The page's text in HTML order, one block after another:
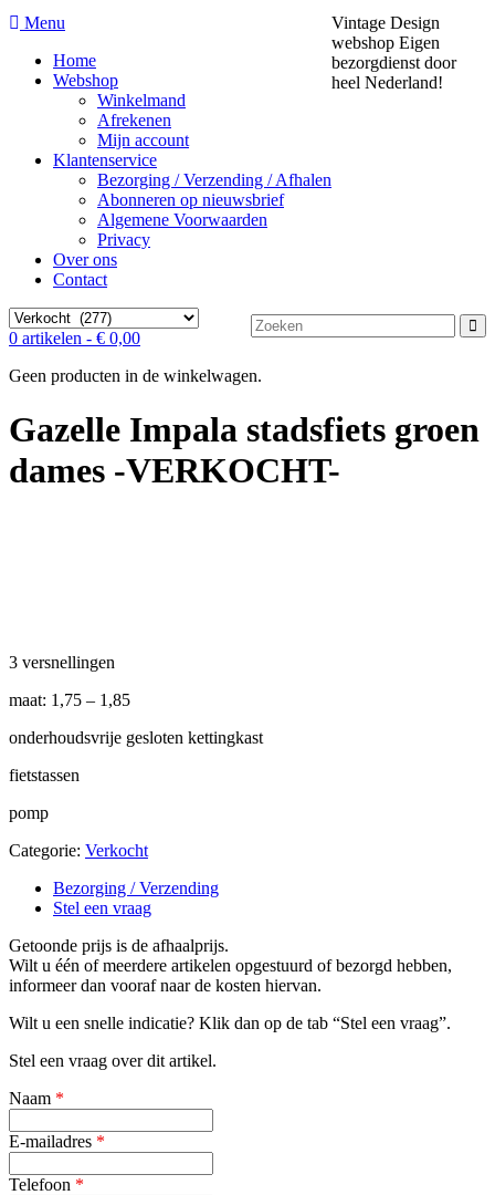
Menu
Home
Webshop
Winkelmand
Afrekenen
Mijn account
Klantenservice
Bezorging / Verzending / Afhalen
Abonneren op nieuwsbrief
Algemene Voorwaarden
Privacy
Over ons
Contact
Zoek
naar:
Vintage Design
webshop Eigen
bezorgdienst door
heel Nederland!
0 artikelen - € 0,00
Geen producten in de winkelwagen.
Gazelle Impala stadsfiets groen
dames -VERKOCHT-
3 versnellingen
maat: 1,75 – 1,85
onderhoudsvrije gesloten kettingkast
fietstassen
pomp
Categorie: Verkocht
Bezorging / Verzending
Stel een vraag
Getoonde prijs is de afhaalprijs.
Wilt u één of meerdere artikelen opgestuurd of bezorgd hebben,
informeer dan vooraf naar de kosten hiervan.
Wilt u een snelle indicatie? Klik dan op de tab “Stel een vraag”.
Stel een vraag over dit artikel.
Naam *
E-mailadres *
Telefoon *